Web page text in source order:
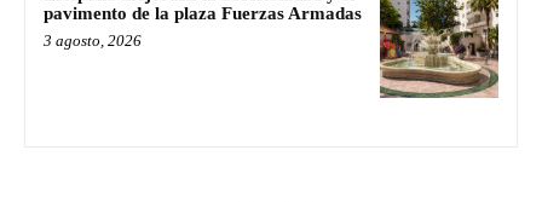
pavimento de la plaza Fuerzas Armadas
3 agosto, 2026